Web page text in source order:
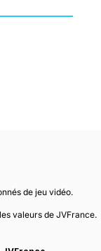
de jeu vidéo.
valeurs de JVFrance.